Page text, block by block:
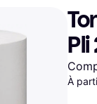
Payer maintenant
Paiement en 3 fois
Paiement à 30 jours
Klarna sur Apple Pay
Airbnb
Temu
JDPli
À